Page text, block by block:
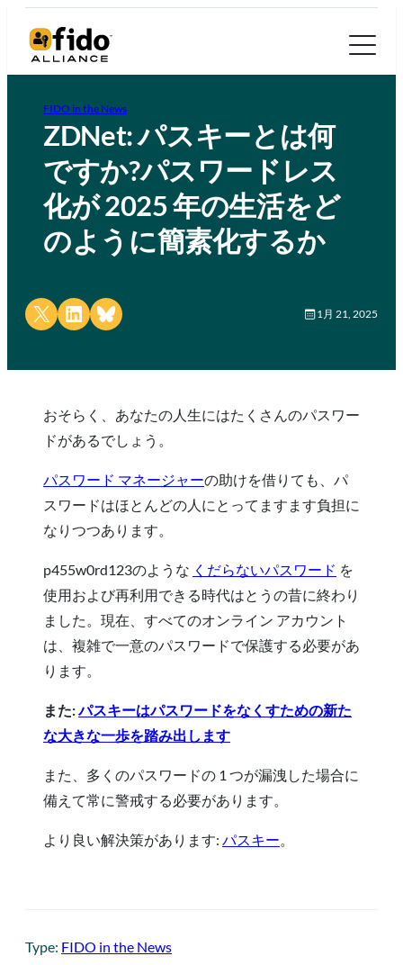
FIDO in the News
ZDNet: パスキーとは何
ですか?パスワードレス
化が 2025 年の生活をど
のように簡素化するか
Share on X Share on LinkedIn
Share on Bluesky 1月 21, 2025
おそらく、あなたの人生にはたくさんのパスワー
ドがあるでしょう。
パスワード マネージャーの助けを借りても、パ
スワードはほとんどの人にとってますます負担に
なりつつあります。
p455w0rd123のような くだらないパスワード を
使用および再利用できる時代はとうの昔に終わり
ました。現在、すべてのオンライン アカウント
は、複雑で一意のパスワードで保護する必要があ
ります。
また:パスキーはパスワードをなくすための新た
な大きな一歩を踏み出します
また、多くのパスワードの 1 つが漏洩した場合に
備えて常に警戒する必要があります。
より良い解決策があります: パスキー。
Type: FIDO in the News